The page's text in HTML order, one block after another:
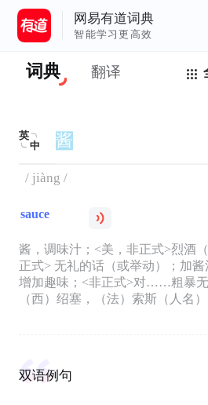
网易有道词典
智能学习更高效
词典 翻译
英
中
/ jiàng /
sauce
酱，调味汁；<美，非正式>烈酒（
正式> 无礼的话（或举动）；加
增加趣味；<非正式>对……粗暴无
（西）绍塞，（法）索斯（人名）
双语例句